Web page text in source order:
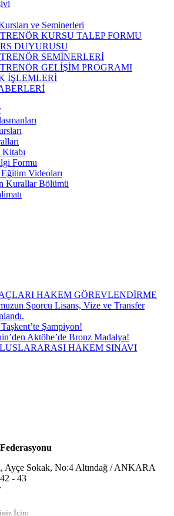
ve Seminerleri
KURSU TALEP FORMU
DUYURUSU
SEMİNERLERİ
GELİŞİM PROGRAMI
İŞLEMLERİ
Formu
Videoları
Kurallar Bölümü
HAKEM GÖREVLENDİRME
Sporcu Lisans, Vize ve Transfer
Şampiyon!
Aktöbe’de Bronz Madalya!
HAKEM SINAVI
Ayçe Sokak, No:4 Altındağ / ANKARA
- 43
İçin: